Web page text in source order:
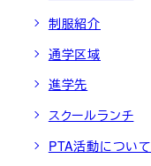
制服紹介
通学区域
進学先
スクールランチ
PTA活動について